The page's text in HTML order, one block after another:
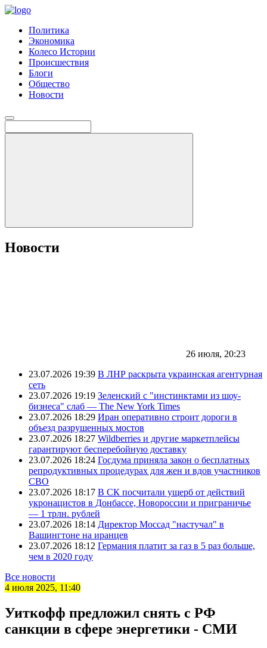
Политика
Экономика
Колесо Истории
Происшествия
Блоги
Общество
Новости
Новости
26 июля, 20:23
23.07.2026 19:39 В ЛНР раскрыта украинская агентурная
сеть
23.07.2026 19:19 Зеленский с "инстинктами из шоу-
бизнеса" слаб — The New York Times
23.07.2026 18:29 Иран оперативно строит дороги в
объезд разрушенных мостов
23.07.2026 18:27 Wildberries и другие маркетплейсы
гарантируют бесперебойную доставку
23.07.2026 18:24 Госдума приняла закон о бесплатных
репродуктивных процедурах для жен и вдов участников
СВО
23.07.2026 18:17 В СК посчитали ущерб от действий
укронацистов в Донбассе, Новороссии и приграничье
— 1 трлн. рублей
23.07.2026 18:14 Директор Моссад "настучал" в
Вашингтоне на иранцев
23.07.2026 18:12 Германия платит за газ в 5 раз больше,
чем в 2020 году
Все новости
4 июля 2025, 11:40
Уиткофф предложил снять с РФ
санкции в сфере энергетики - СМИ